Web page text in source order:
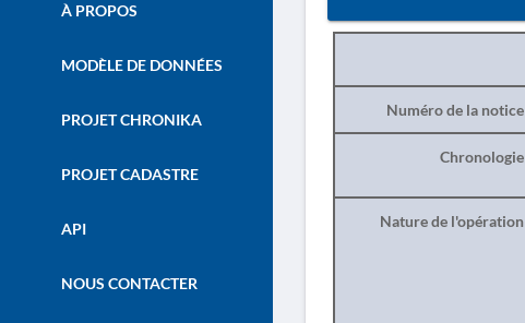
À PROPOS
MODÈLE DE DONNÉES
PROJET CHRONIKA
PROJET CADASTRE
API
NOUS CONTACTER
Numéro de la notice
Chronologie
Nature de l'opération